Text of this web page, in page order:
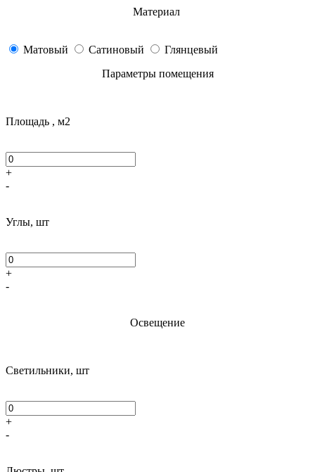
Материал
Матовый Сатиновый
Глянцевый
Параметры помещения
Площадь , м2
+
-
Углы, шт
+
-
Освещение
Светильники, шт
+
-